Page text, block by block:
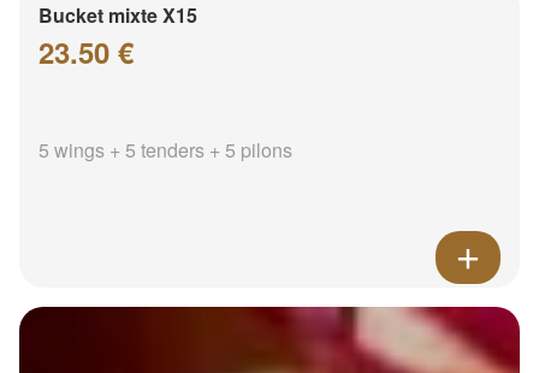
Bucket mixte X15
23.50 €
5 wings + 5 tenders + 5 pilons